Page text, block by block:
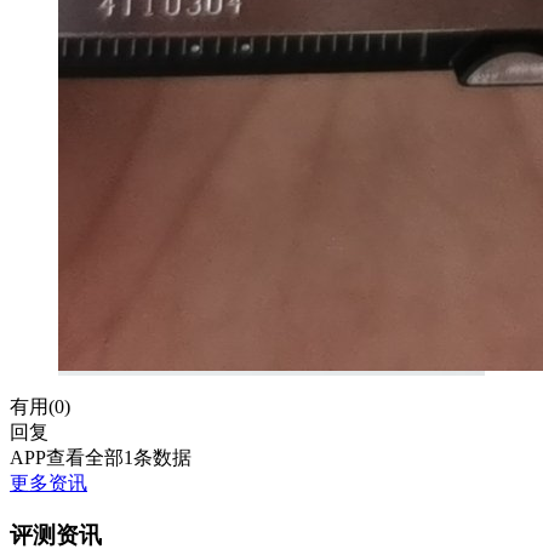
有用(0)
回复
APP查看全部1条数据
更多资讯
评测资讯